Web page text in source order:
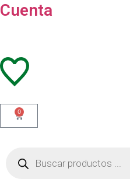
Cuenta
0